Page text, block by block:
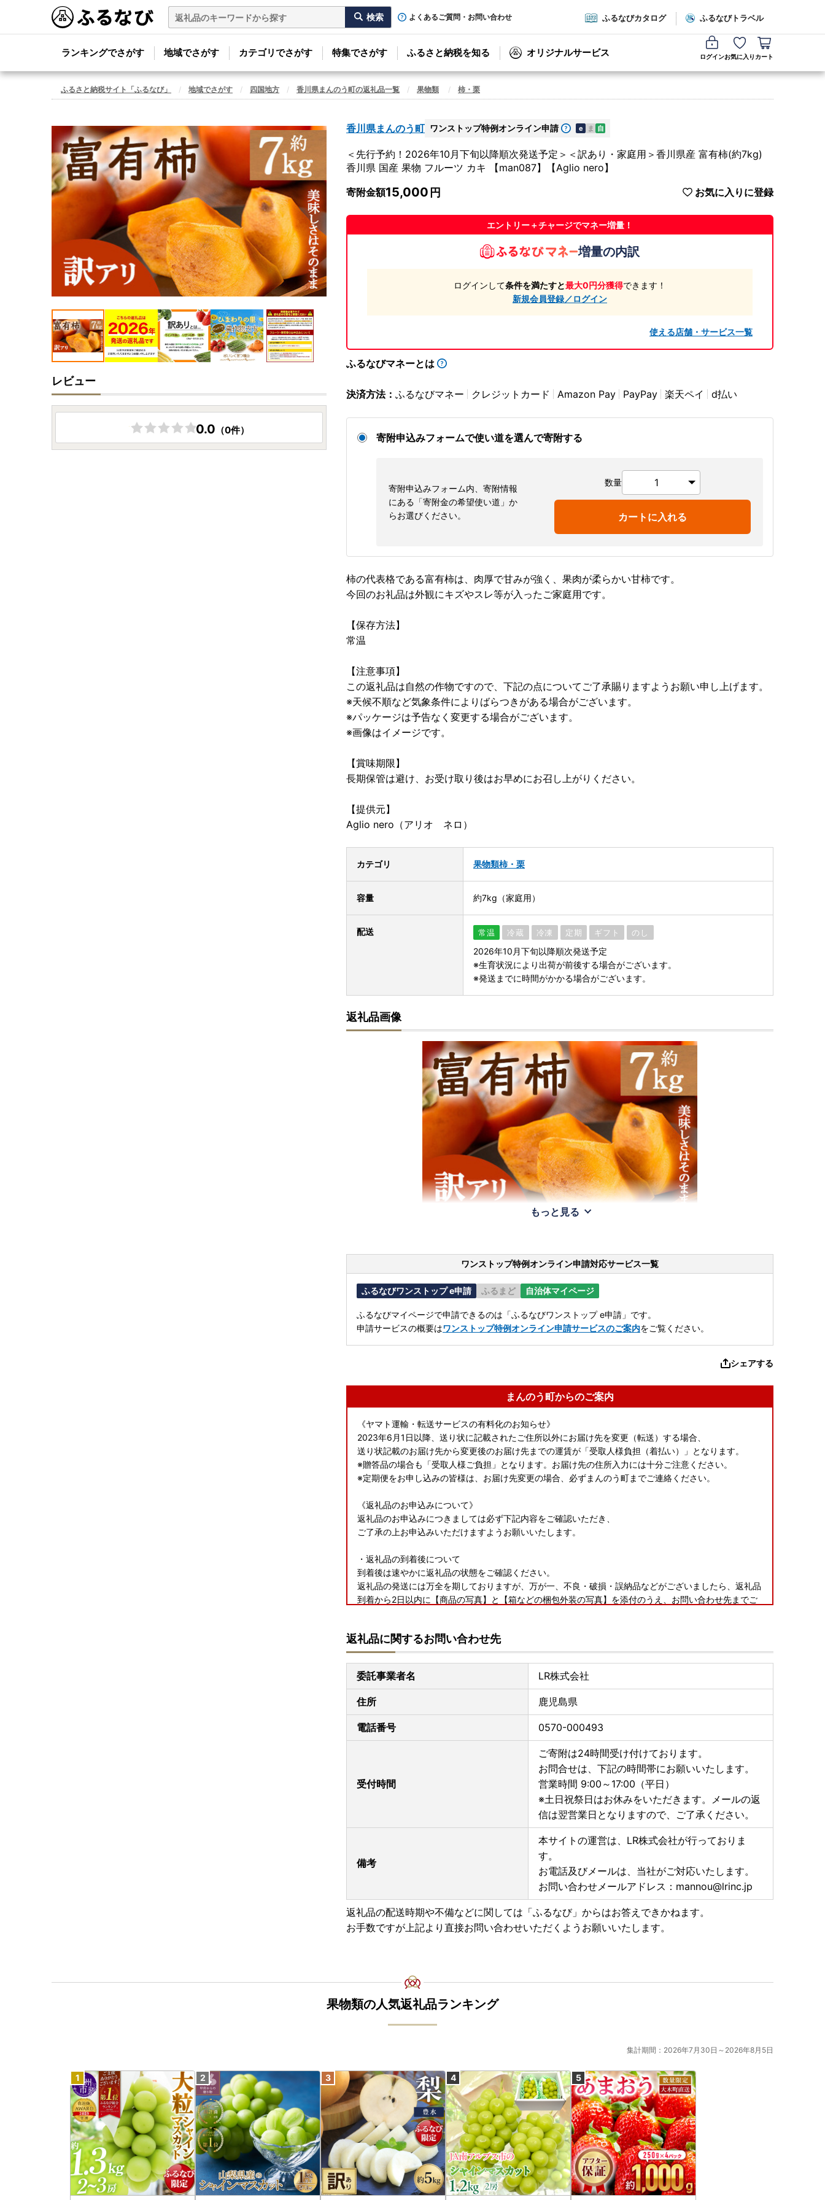
よくあるご質問・お問い合わせ ふるなびカタログ ふるなびトラベル
ランキングでさがす 地域でさがす カテゴリでさがす 特集でさがす ふるさと納税を知る オリジナルサービス ログインお気に入り カート
ふるさと納税サイト「ふるなび」 地域でさがす 四国地方 香川県まんのう町の返礼品一覧 果物類 柿・栗
香川県まんのう町 ワンストップ特例オンライン申請 e ま 自
＜先行予約！2026年10月下旬以降順次発送予定＞＜訳あり・家庭用＞香川県産 富有柿(約7kg)
香川県 国産 果物 フルーツ カキ 【man087】【Aglio nero】
寄附金額15,000 お気に入りに登録
エントリー＋チャージでマネー増量！
増量の内訳
ログインして条件を満たすと最大0円分獲得できます！
新規会員登録／ログイン
使える店舗・サービス一覧
ふるなびマネーとは
決済方法： ふるなびマネー クレジットカード Amazon Pay PayPay 楽天ペイ d払い
寄附申込みフォームで使い道を選んで寄附する
寄附申込みフォーム内、寄附情報
にある「寄附金の希望使い道」か
らお選びください。
数量
カートに入れる
柿の代表格である富有柿は、肉厚で甘みが強く、果肉が柔らかい甘柿です。
今回のお礼品は外観にキズやスレ等が入ったご家庭用です。
【保存方法】
常温
【注意事項】
この返礼品は自然の作物ですので、下記の点についてご了承賜りますようお願い申し上げます。
※天候不順など気象条件によりばらつきがある場合がございます。
※パッケージは予告なく変更する場合がございます。
※画像はイメージです。
【賞味期限】
長期保管は避け、お受け取り後はお早めにお召し上がりください。
【提供元】
Aglio nero（アリオ ネロ）
カテゴリ 果物類柿・栗
容量 約7kg（家庭用）
配送 常温 冷蔵 冷凍 定期 ギフト のし
2026年10月下旬以降順次発送予定
※生育状況により出荷が前後する場合がございます。
※発送までに時間がかかる場合がございます。
返礼品画像
もっと見る
ワンストップ特例オンライン申請対応サービス一覧
ふるなびワンストップ e申請 ふるまど 自治体マイページ
ふるなびマイページで申請できるのは「ふるなびワンストップ e申請」です。
申請サービスの概要はワンストップ特例オンライン申請サービスのご案内をご覧ください。
シェアする
まんのう町からのご案内
《ヤマト運輸・転送サービスの有料化のお知らせ》
2023年6月1日以降、送り状に記載されたご住所以外にお届け先を変更（転送）する場合、
送り状記載のお届け先から変更後のお届け先までの運賃が「受取人様負担（着払い）」となります。
※贈答品の場合も「受取人様ご負担」となります。お届け先の住所入力には十分ご注意ください。
※定期便をお申し込みの皆様は、お届け先変更の場合、必ずまんのう町までご連絡ください。
《返礼品のお申込みについて》
返礼品のお申込みにつきましては必ず下記内容をご確認いただき、
ご了承の上お申込みいただけますようお願いいたします。
・返礼品の到着後について
到着後は速やかに返礼品の状態をご確認ください。
返礼品の発送には万全を期しておりますが、万が一、不良・破損・誤納品などがございましたら、返礼品
到着から2日以内に【商品の写真】と【箱などの梱包外装の写真】を添付のうえ、お問い合わせ先までご
・フルーツ・野菜等の返礼品について
天災・天候等の諸事情の影響による収穫量の激減、著しい品質問題などが生じた場合には発送順延、発送
不可となる場合がございます。
・寄附者様ご都合での受取不可について
長期不在など、寄附者様のご都合でお受け取りできなかった場合の再送はいたしかねます。
お受け取りできない期間があらかじめわかっている場合には、お手数ですがお申し込み時に「備考欄」へ
・寄附申し込みのキャンセル、返礼品の変更・返品はできません。
《熊本地震により被災された皆さまへ/配送遅延のお知らせ》
令和8年7月28日に発生した熊本県熊本地方を震源とする地震により、お亡くなりになった方々に謹んで
お悔やみ申し上げますとともに、被災された皆さまに心よりお見舞い申し上げます。
また、皆さまの安全と、被災地域の一日も早い復旧・復興をお祈り申し上げます。
現在、地震の影響により、熊本県を発着するお荷物の集荷・配送停止や九州地方を中心とした配送遅延が
お届けまで通常よりお時間をいただく場合がございますので、何卒ご理解賜りますようお願い申し上げま
す。
返礼品に関するお問い合わせ先
委託事業者名 LR株式会社
住所 鹿児島県
電話番号 0570-000493
受付時間
ご寄附は24時間受け付けております。
お問合せは、下記の時間帯にお願いいたします。
営業時間 9:00～17:00（平日）
※土日祝祭日はお休みをいただきます。メールの返
信は翌営業日となりますので、ご了承ください。
備考
本サイトの運営は、LR株式会社が行っておりま
す。
お電話及びメールは、当社がご対応いたします。
お問い合わせメールアドレス：mannou@lrinc.jp
返礼品の配送時期や不備などに関しては「ふるなび」からはお答えできかねます。
お手数ですが上記より直接お問い合わせいただくようお願いいたします。
レビュー
0.0 （0件）
果物類の人気返礼品ランキング
集計期間：2026年7月30日～2026年8月5日